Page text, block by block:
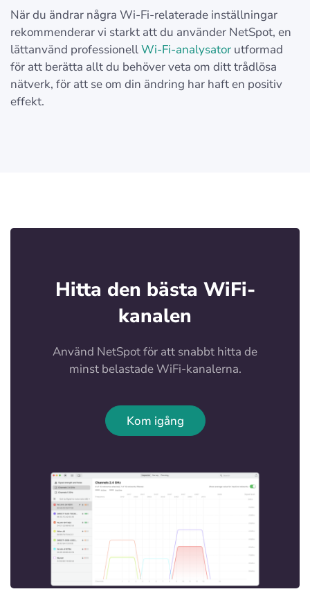
När du ändrar några Wi-Fi-relaterade inställningar
rekommenderar vi starkt att du använder NetSpot, en
lättanvänd professionellWi-Fi-analysator utformad
för att berätta allt du behöver veta om ditt trådlösa
nätverk, för att se om din ändring har haft en positiv
effekt.
Hitta den bästa WiFi-
kanalen
Använd NetSpot för att snabbt hitta de
minst belastade WiFi-kanalerna.
Kom igång